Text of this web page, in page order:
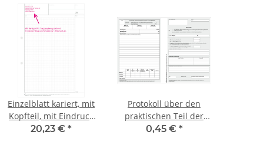
Einzelblatt kariert, mit
Kopfteil, mit Eindruck
des Schulnamens
20,23 € *
Protokoll über den
praktischen Teil der
schriftlichen Prüfung
0,45 € *